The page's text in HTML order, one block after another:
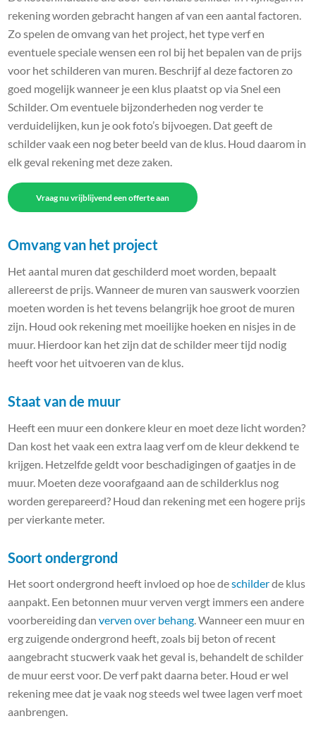
rekening worden gebracht hangen af van een aantal factoren.
Zo spelen de omvang van het project, het type verf en
eventuele speciale wensen een rol bij het bepalen van de prijs
voor het schilderen van muren. Beschrijf al deze factoren zo
goed mogelijk wanneer je een klus plaatst op via Snel een
Schilder. Om eventuele bijzonderheden nog verder te
verduidelijken, kun je ook foto’s bijvoegen. Dat geeft de
schilder vaak een nog beter beeld van de klus. Houd daarom in
elk geval rekening met deze zaken.
Vraag nu vrijblijvend een offerte aan
Omvang van het project
Het aantal muren dat geschilderd moet worden, bepaalt
allereerst de prijs. Wanneer de muren van sauswerk voorzien
moeten worden is het tevens belangrijk hoe groot de muren
zijn. Houd ook rekening met moeilijke hoeken en nisjes in de
muur. Hierdoor kan het zijn dat de schilder meer tijd nodig
heeft voor het uitvoeren van de klus.
Staat van de muur
Heeft een muur een donkere kleur en moet deze licht worden?
Dan kost het vaak een extra laag verf om de kleur dekkend te
krijgen. Hetzelfde geldt voor beschadigingen of gaatjes in de
muur. Moeten deze voorafgaand aan de schilderklus nog
worden gerepareerd? Houd dan rekening met een hogere prijs
per vierkante meter.
Soort ondergrond
Het soort ondergrond heeft invloed op hoe deschilderde klus
aanpakt. Een betonnen muur verven vergt immers een andere
voorbereiding danverven over behang. Wanneer een muur en
erg zuigende ondergrond heeft, zoals bij beton of recent
aangebracht stucwerk vaak het geval is, behandelt de schilder
de muur eerst voor. De verf pakt daarna beter. Houd er wel
rekening mee dat je vaak nog steeds wel twee lagen verf moet
aanbrengen.